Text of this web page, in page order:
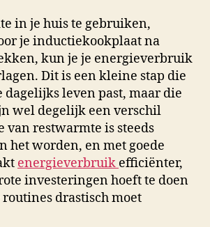
in je huis te gebruiken,
je inductiekookplaat na
kun je je energieverbruik
Dit is een kleine stap die
dagelijks leven past, maar die
wel degelijk een verschil
van restwarmte is steeds
het worden, en met goede
energieverbruik efficiënter,
investeringen hoeft te doen
drastisch moet